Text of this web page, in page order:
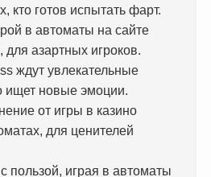
кто готов испытать фарт.
в автоматы на сайте
азартных игроков.
ждут увлекательные
ищет новые эмоции.
от игры в казино
для ценителей
пользой, играя в автоматы